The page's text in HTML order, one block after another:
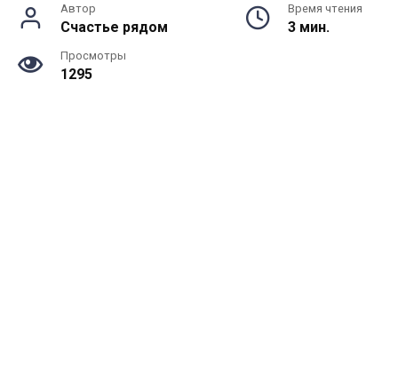
Автор
Счастье рядом
Время чтения
3 мин.
Просмотры
1295